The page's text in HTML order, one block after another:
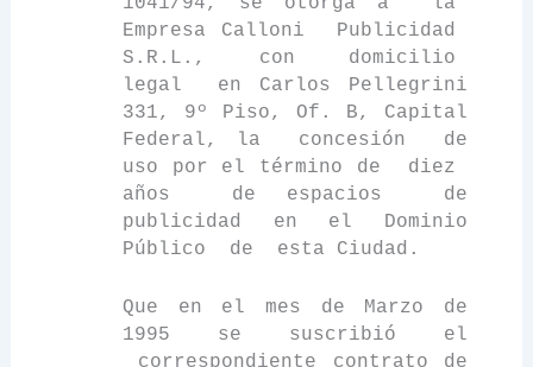
Empresa Calloni
Publicidad
S.R.L.,
con
domicilio
legal
en Carlos Pellegrini
331, 9º Piso, Of. B, Capital
Federal, la
concesión
de
uso por el término de
diez
años
de espacios
de
publicidad en el Dominio
Público
de esta Ciudad.
Que en el mes de Marzo de
1995 se suscribió el
correspondiente contrato de